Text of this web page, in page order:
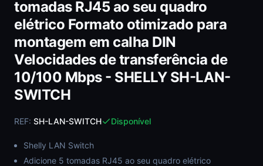
tomadas RJ45 ao seu quadro
elétrico Formato otimizado para
montagem em calha DIN
Velocidades de transferência de
10/100 Mbps - SHELLY SH-LAN-
SWITCH
REF: SH-LAN-SWITCH Disponível
Shelly LAN Switch
Adicione 5 tomadas RJ45 ao seu quadro elétrico